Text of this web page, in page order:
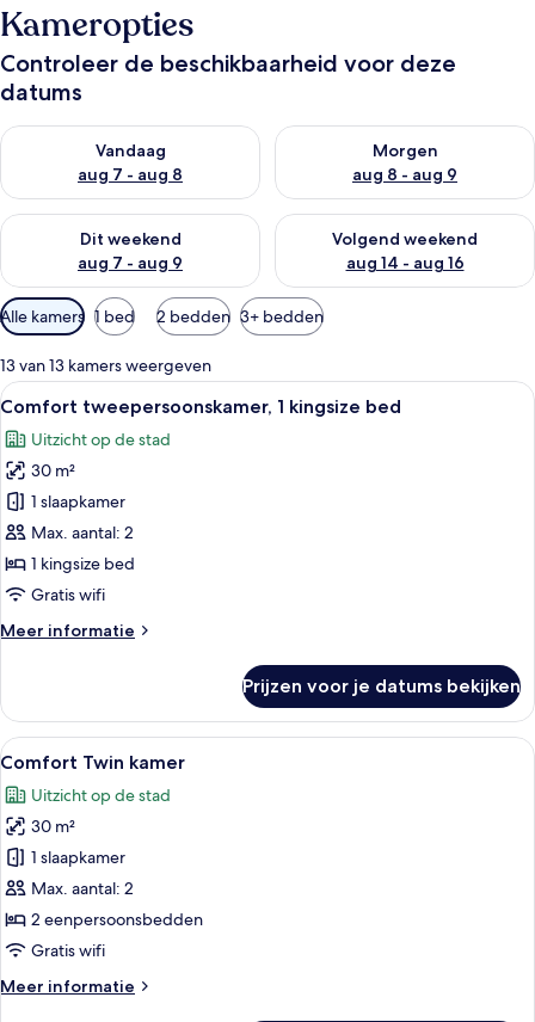
Kameropties
Controleer de beschikbaarheid voor deze
datums
Vandaag
aug 7 - aug 8
De beschikbaarheid controleren voor vanavond aug 7 - aug 8
Morgen
aug 8 - aug 9
De beschikbaarheid
Dit weekend
aug 7 - aug 9
De beschikbaarheid controleren voor dit weekend aug 7 -
Volgend weekend
aug 14 - aug 16
De beschikbaarheid
Beschikbare
filters
voor
kamers
Alle kamers 1 bed 2 bedden 3+ bedden
13 van 13 kamers weergeven
Alle
foto's
voor
Comfort
tweepersoonskamer,
1
kingsize
bed
Een hotelkamer met een groot bed,
6
Comfort tweepersoonskamer, 1 kingsize bed
Uitzicht op de stad
30 m²
1 slaapkamer
Max. aantal: 2
1 kingsize bed
Gratis wifi
Meer informatie
Meer
tweepersoonskamer,
kingsize
Prijzen voor je datums bekijken
Alle
foto's
voor
Comfort
Twin
kamer
laden
Een hotelkamer met twee bedden,
5
Comfort Twin kamer
Uitzicht op de stad
30 m²
1 slaapkamer
Max. aantal: 2
2 eenpersoonsbedden
Gratis wifi
Meer informatie
Meer